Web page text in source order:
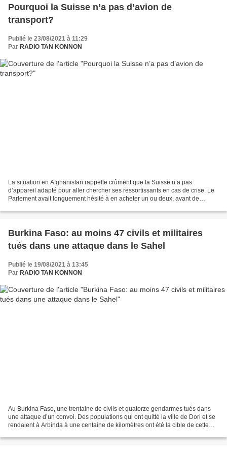
Pourquoi la Suisse n’a pas d’avion de
transport?
Publié le 23/08/2021 à 11:29
Par RADIO TAN KONNON
La situation en Afghanistan rappelle crûment que la Suisse n’a pas
d’appareil adapté pour aller chercher ses ressortissants en cas de crise. Le
Parlement avait longuement hésité à en acheter un ou deux, avant de
Burkina Faso: au moins 47 civils et militaires
tués dans une attaque dans le Sahel
Publié le 19/08/2021 à 13:45
Par RADIO TAN KONNON
Au Burkina Faso, une trentaine de civils et quatorze gendarmes tués dans
une attaque d’un convoi. Des populations qui ont quitté la ville de Dori et se
rendaient à Arbinda à une centaine de kilomètres ont été la cible de cette